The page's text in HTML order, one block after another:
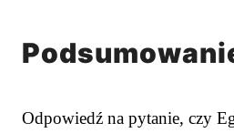
Odpowiedź na pytanie, czy